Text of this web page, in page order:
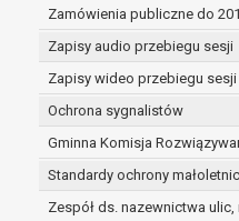
Zamówienia publiczne do
Zapisy audio przebiegu sesji
Zapisy wideo przebiegu sesji
Ochrona sygnalistów
Gminna Komisja
Standardy ochrony
Zespół ds. nazewnictwa
z
dotyczą,
danych,